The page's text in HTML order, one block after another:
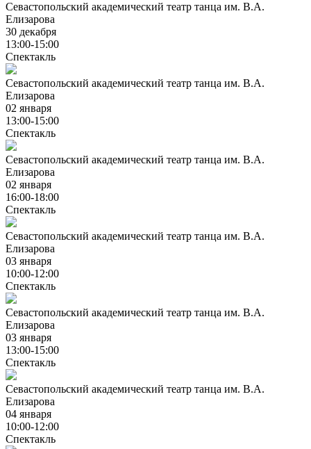
Севастопольский академический театр танца им. В.А.
Елизарова
30 декабря
13:00-15:00
Спектакль
Севастопольский академический театр танца им. В.А.
Елизарова
02 января
13:00-15:00
Спектакль
Севастопольский академический театр танца им. В.А.
Елизарова
02 января
16:00-18:00
Спектакль
Севастопольский академический театр танца им. В.А.
Елизарова
03 января
10:00-12:00
Спектакль
Севастопольский академический театр танца им. В.А.
Елизарова
03 января
13:00-15:00
Спектакль
Севастопольский академический театр танца им. В.А.
Елизарова
04 января
10:00-12:00
Спектакль